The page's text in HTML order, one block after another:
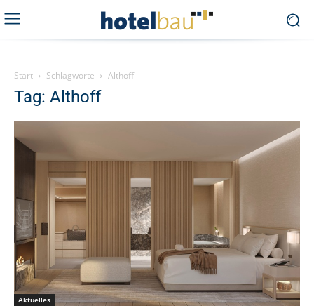
Start Schlagworte Althoff
Tag: Althoff
Aktuelles